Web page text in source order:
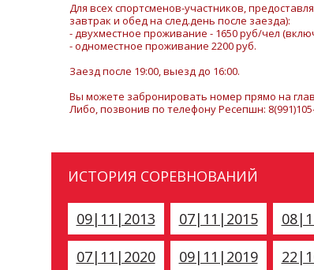
Для всех спортсменов-участников,
завтрак и обед на след.день после заезда):
- двухместное проживание - 1650 руб/чел
- одноместное проживание 2200 руб.
Заезд после 19:00, выезд до 16:00.
Вы можете забронировать номер прямо на
Либо, позвонив по телефону Ресепшн: 8(991)105-
ИСТОРИЯ СОРЕВНОВАНИЙ
09|11|2013 07|11|2015
07|11|2020
09|11|2019